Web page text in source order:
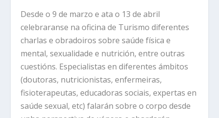
Desde o 9 de marzo e ata o 13 de abril
celebraranse na oficina de Turismo diferentes
charlas e obradoiros sobre saúde física e
mental, sexualidade e nutrición, entre outras
cuestións. Especialistas en diferentes ámbitos
(doutoras, nutricionistas, enfermeiras,
fisioterapeutas, educadoras sociais, expertas en
saúde sexual, etc) falarán sobre o corpo desde